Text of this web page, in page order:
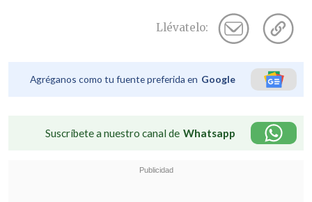
Llévatelo:
Agréganos como tu fuente preferida en Google
Suscríbete a nuestro canal de Whatsapp